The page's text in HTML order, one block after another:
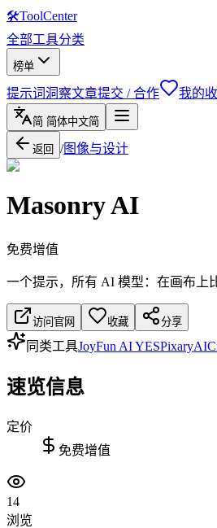
🛠ToolCenter
全部工具分类
榜单
提示词洞察文章提交 / 合作 我的
简 简体中文简
返回 /图像与设计
Masonry AI
免费增值
一个提示，所有 AI 模型：在画布上
访问官网 收藏 分享
同类工具JoyFun AI YESPixaryAI
速览信息
定价
免费增值
14
浏览